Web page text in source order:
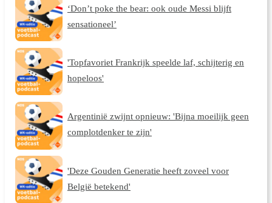
‘Don’t poke the bear: ook oude Messi blijft
sensationeel’
'Topfavoriet Frankrijk speelde laf, schijterig en
hopeloos'
Argentinië zwijnt opnieuw: 'Bijna moeilijk geen
complotdenker te zijn'
'Deze Gouden Generatie heeft zoveel voor
België betekend'